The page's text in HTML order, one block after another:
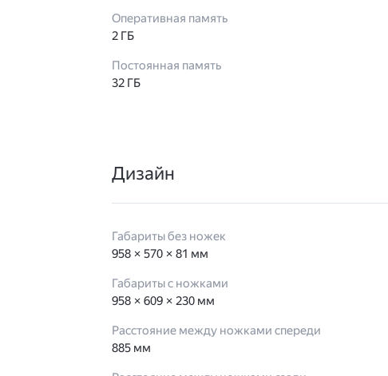
Оперативная память
2 ГБ
Постоянная память
32 ГБ
Дизайн
Габариты без ножек
958 × 570 × 81 мм
Габариты с ножками
958 × 609 × 230 мм
Расстояние между ножками спереди
885 мм